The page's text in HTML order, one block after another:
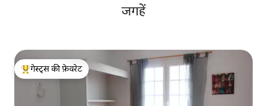
जगहें
गेस्ट्स का टॉप फ़ेवरेट
गेस्ट्स की फ़ेवरेट